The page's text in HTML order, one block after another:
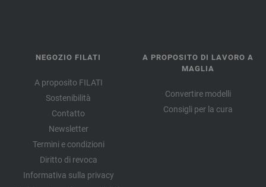
NEGOZIO FILATI
A proposito FILATI
Sostenibilità
Contatto
Newsletter
Termini e condizioni
Diritto di revoca
Informativa sulla privacy
A PROPOSITO DI LAVORO A
MAGLIA
Convertire modelli
Consigli per la cura